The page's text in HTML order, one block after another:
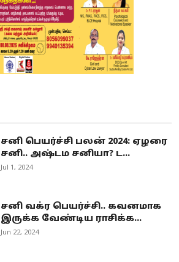
சனி பெயர்ச்சி பலன் 2024: ஏழரை
சனி.. அஷ்டம சனியா? ட...
Jul 1, 2024
சனி வக்ர பெயர்ச்சி.. கவனமாக
இருக்க வேண்டிய ராசிக்க...
Jun 22, 2024